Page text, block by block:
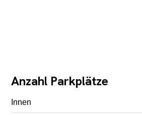
Anzahl Parkplätze
Innen